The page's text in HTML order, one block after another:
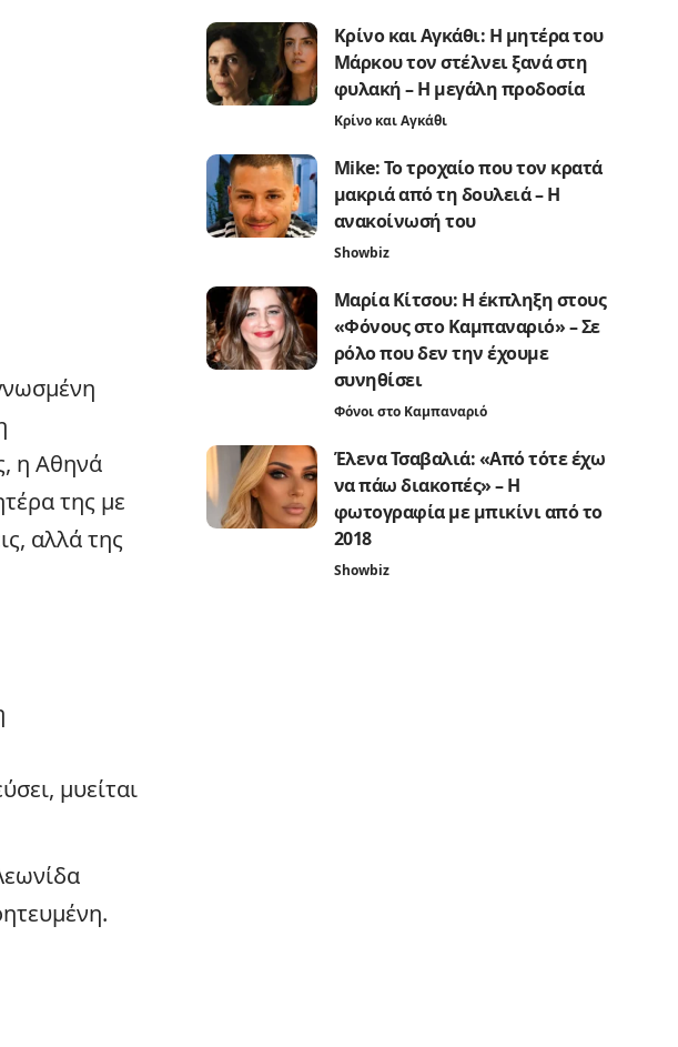
η Αθηνά
της με
αλλά της
μυείται
Κρίνο και Αγκάθι: Η μητέρα του
Μάρκου τον στέλνει ξανά στη
φυλακή – Η μεγάλη προδοσία
Κρίνο και Αγκάθι
Mike: Το τροχαίο που τον κρατά
μακριά από τη δουλειά – Η
ανακοίνωσή του
Showbiz
Μαρία Κίτσου: Η έκπληξη στους
«Φόνους στο Καμπαναριό» – Σε
ρόλο που δεν την έχουμε
συνηθίσει
Φόνοι στο Καμπαναριό
Έλενα Τσαβαλιά: «Από τότε έχω
να πάω διακοπές» – Η
φωτογραφία με μπικίνι από το
2018
Showbiz